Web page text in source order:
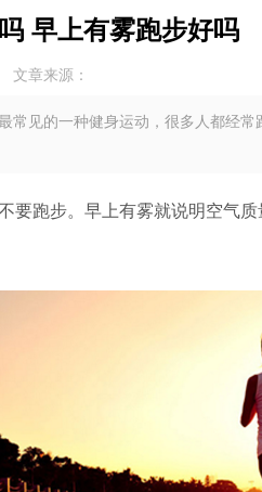
早上有雾跑步好吗
文章来源：
常见的一种健身运动，很多人都经
要跑步。早上有雾就说明空气